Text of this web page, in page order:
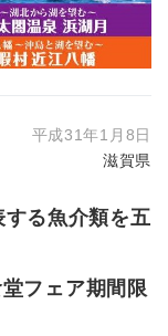
平成31年1月8日
滋賀県
る魚介類を五
フェア期間限